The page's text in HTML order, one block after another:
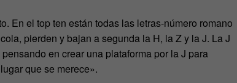
En el top ten están todas las letras-número romano
pierden y bajan a segunda la H, la Z y la J. La J
en crear una plataforma por la J para
que se merece».